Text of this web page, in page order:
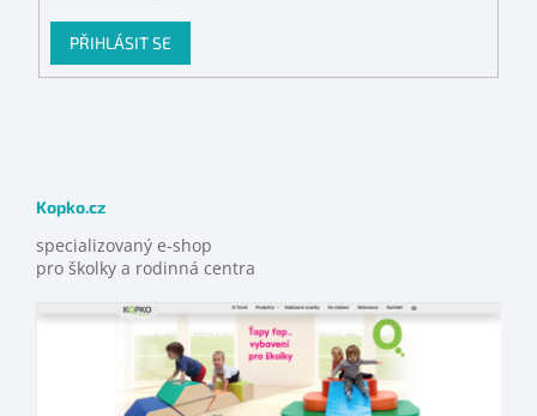
PŘIHLÁSIT SE
Kopko.cz
specializovaný e-shop
pro školky a rodinná centra